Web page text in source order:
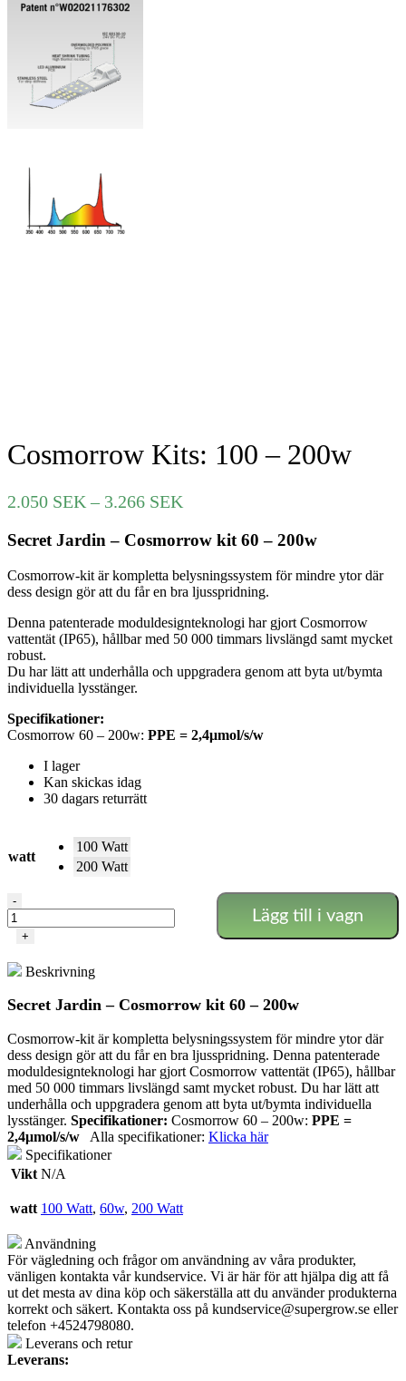
Cosmorrow Kits: 100 – 200w
2.050 SEK – 3.266 SEK
till
Secret Jardin – Cosmorrow kit 60 – 200w
Cosmorrow-kit är kompletta belysningssystem för mindre ytor där
dess design gör att du får en bra ljusspridning.
Denna patenterade moduldesignteknologi har gjort Cosmorrow
vattentät (IP65), hållbar med 50 000 timmars livslängd samt mycket
robust.
Du har lätt att underhålla och uppgradera genom att byta ut/bymta
individuella lysstänger.
Specifikationer:
Cosmorrow 60 – 200w: PPE = 2,4μmol/s/w
I lager
Kan skickas idag
30 dagars returrätt
watt
100 Watt
200 Watt
Cosmorrow
Kits:
100
200w
mängd
-
+
Lägg till i vagn
Beskrivning
Secret Jardin – Cosmorrow kit 60 – 200w
Cosmorrow-kit är kompletta belysningssystem för mindre ytor där
dess design gör att du får en bra ljusspridning. Denna patenterade
moduldesignteknologi har gjort Cosmorrow vattentät (IP65), hållbar
med 50 000 timmars livslängd samt mycket robust. Du har lätt att
underhålla och uppgradera genom att byta ut/bymta individuella
lysstänger. Specifikationer: Cosmorrow 60 – 200w: PPE =
2,4μmol/s/w Alla specifikationer: Klicka här
Specifikationer
Vikt N/A
watt 100 Watt, 60w, 200 Watt
Användning
För vägledning och frågor om användning av våra produkter,
vänligen kontakta vår kundservice. Vi är här för att hjälpa dig att få
ut det mesta av dina köp och säkerställa att du använder produkterna
korrekt och säkert. Kontakta oss på kundservice@supergrow.se eller
telefon +4524798080.
Leverans och retur
Leverans: